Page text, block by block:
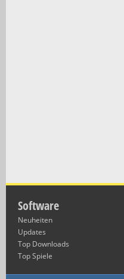
Software
Neuheiten
Updates
Top Downloads
Top Spiele